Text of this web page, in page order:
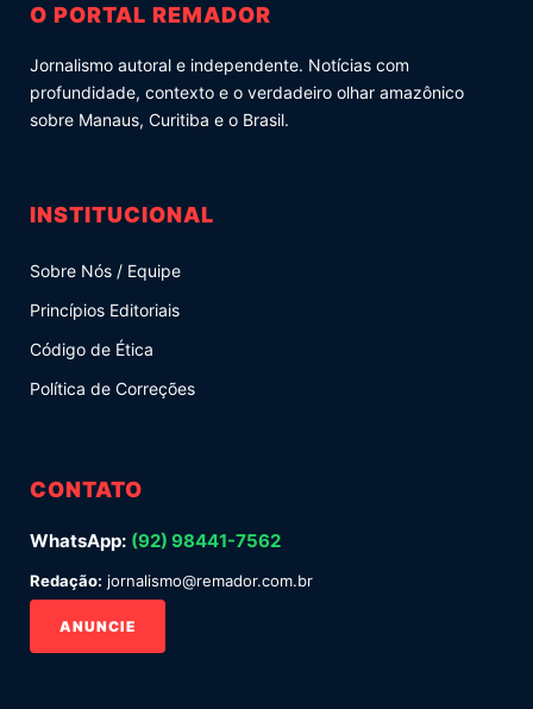
O PORTAL REMADOR
Jornalismo autoral e independente. Notícias com
profundidade, contexto e o verdadeiro olhar amazônico
sobre Manaus, Curitiba e o Brasil.
INSTITUCIONAL
Sobre Nós / Equipe
Princípios Editoriais
Código de Ética
Política de Correções
CONTATO
WhatsApp: (92) 98441-7562
Redação: jornalismo@remador.com.br
ANUNCIE